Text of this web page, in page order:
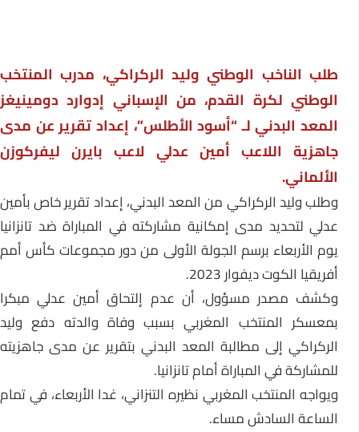
طلب الناخب الوطني وليد الركراكي، مدرب المنتخب
الوطني لكرة القدم، من الإسباني إدوارد دومينيغز
المعد البدني لـ “أسود الأطلس”، إعداد تقرير عن مدى
جاهزية اللاعب أمين عدلي لاعب بايرن ليفركوزن
الألماني.
وطلب وليد الركراكي من المعد البدني، إعداد تقرير خاص بأمين
عدلي لتحديد مدى إمكانية مشاركته في المباراة ضد تانزانيا
يوم الأربعاء برسم الجولة الأولى من دور مجموعات كأس أمم
أفريقيا الكوت ديفوار 2023.
وكشف مصدر مسؤول، أن عدم إلتحاق أمين عدلي مبكرا
بمعسكر المنتخب المغربي بسبب وفاة والدته دفع وليد
الركراكي إلى مطالبة المعد البدني بتقرير عن مدى جاهزيته
للمشاركة في المباراة أمام تانزانيا.
ويواجه المنتخب المغربي نظيره التنزاني، غدا الأربعاء، في تمام
الساعة السادش مساء.